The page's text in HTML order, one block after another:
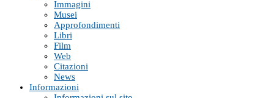
Immagini
Musei
Approfondimenti
Libri
Film
Web
Citazioni
News
Informazioni